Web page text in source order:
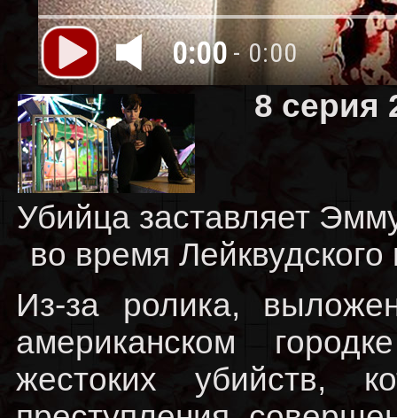
0:00- 0:00
8 серия
Убийца заставляет
во время
Из-за ролика,
американском
жестоких убийств,